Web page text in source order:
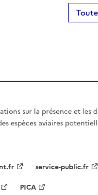
sur la présence et les
espèces aviaires
service-public.fr
PICA